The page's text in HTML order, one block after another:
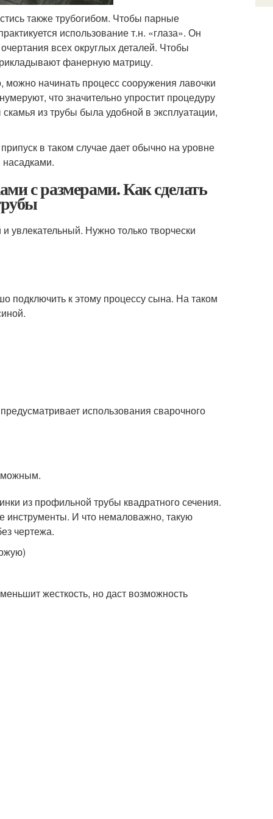
также трубогибом. Чтобы парные
использование т.н. «глаза». Он
всех округлых деталей. Чтобы
фанерную матрицу.
начинать процесс сооружения лавочки
что значительно упростит процедуру
из трубы была удобной в эксплуатации,
в таком случае дает обычно на уровне
с размерами. Как сделать
увлекательный. Нужно только творчески
подключить к этому процессу сына. На таком
использования сварочного
из профильной трубы квадратного сечения.
инструменты. И что немаловажно, такую
чертежа.
жесткость, но даст возможность